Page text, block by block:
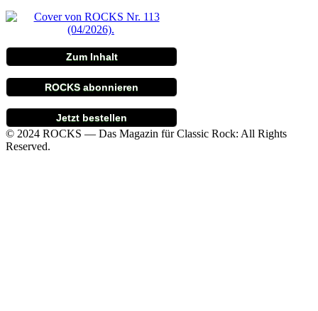
Zum Inhalt
ROCKS abonnieren
Jetzt bestellen
© 2024 ROCKS — Das Magazin für Classic Rock: All Rights
Reserved.